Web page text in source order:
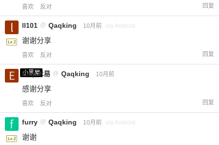
喜欢 反对 回复
ll101 @ Qaqking 10月前 via Android
谢谢分享
喜欢 反对 回复
小黑屋
Emp木易 @ Qaqking 10月前
感谢分享
喜欢 反对 回复
furry @ Qaqking 10月前 via Android
谢谢